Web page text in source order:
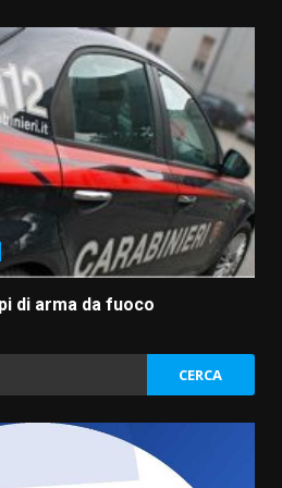
di arma da fuoco
ferito a colpi di arma